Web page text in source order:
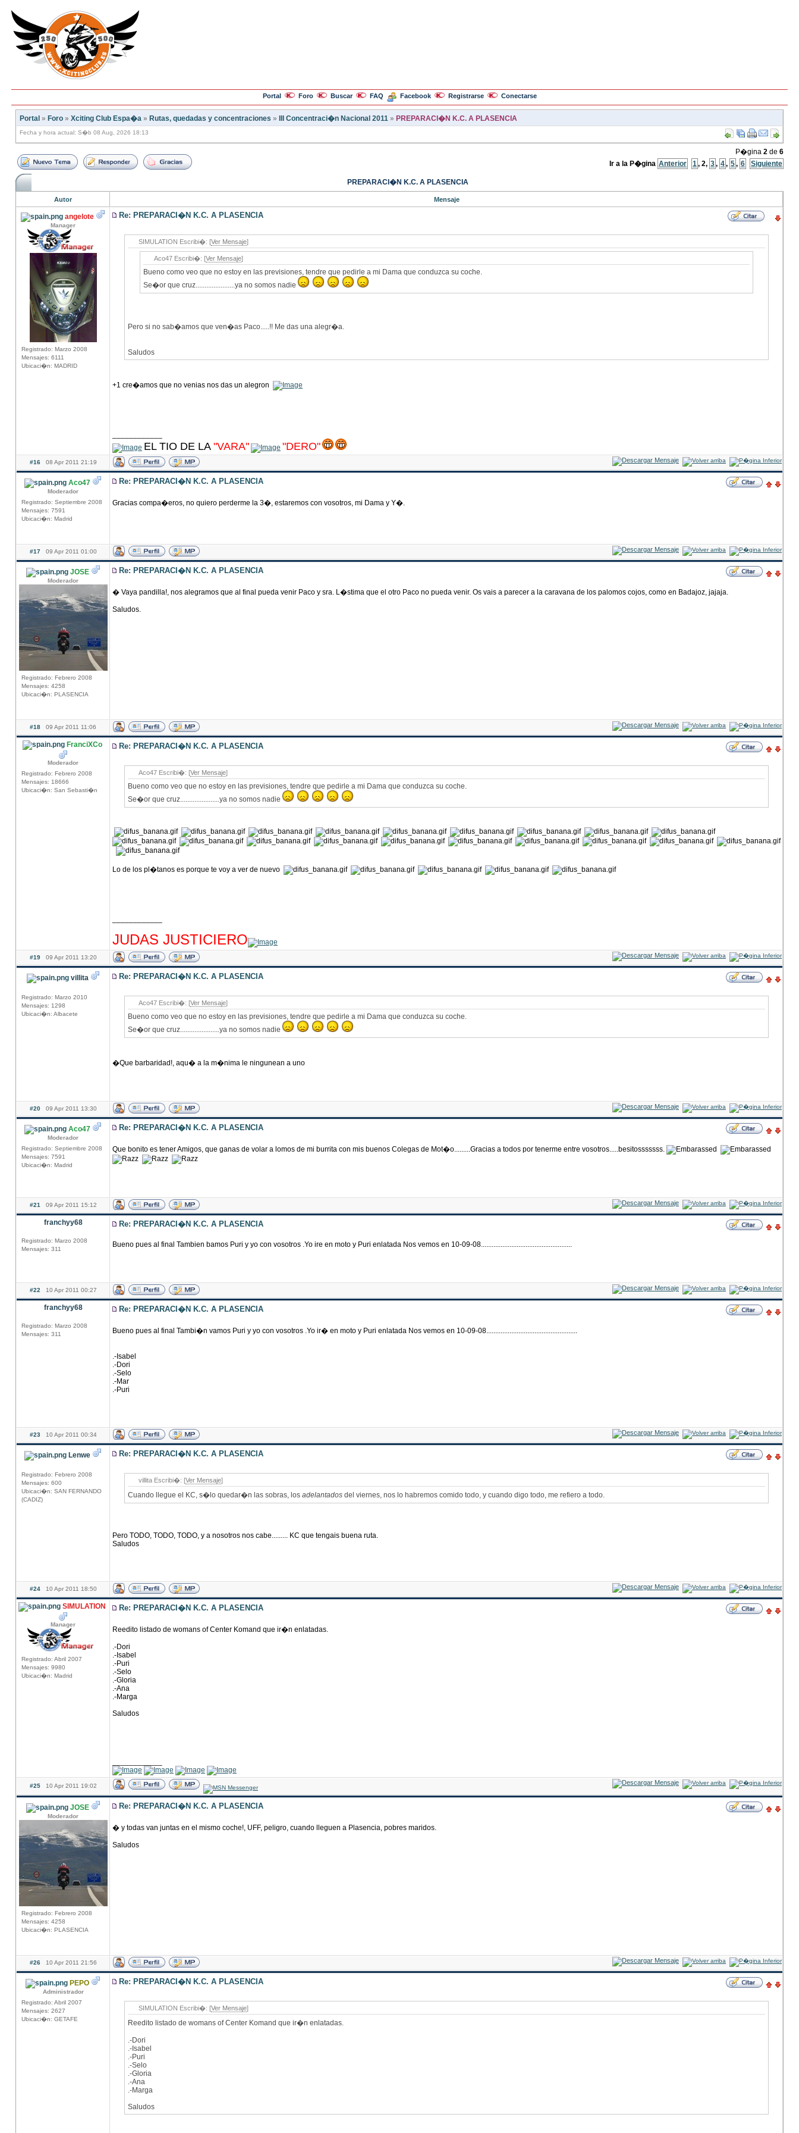
Portal Foro Buscar FAQ Facebook Registrarse Conectarse
Portal » Foro » Xciting Club Espa�a » Rutas, quedadas y concentraciones » III Concentraci�n Nacional 2011 » PREPARACI�N K.C. A PLASENCIA
Fecha y hora actual: S�b 08 Aug, 2026 18:13
P�gina 2 de 6
Ir a la P�gina Anterior 1, 2, 3, 4, 5, 6 Siguiente
PREPARACI�N K.C. A PLASENCIA
Autor Mensaje
angelote
Manager
Registrado: Marzo 2008
Mensajes: 6111
Ubicaci�n: MADRID
Re: PREPARACI�N K.C. A PLASENCIA
SIMULATION Escribi�: [Ver Mensaje]
Aco47 Escribi�: [Ver Mensaje]
Bueno como veo que no estoy en las previsiones, tendre que pedirle a mi Dama que conduzca su coche.
Se�or que cruz......................ya no somos nadie
Pero si no sab�amos que ven�as Paco.....!! Me das una alegr�a.
Saludos
+1 cre�amos que no venias nos das un alegron
EL TIO DE LA "VARA" "DERO"
#16 08 Apr 2011 21:19
Aco47
Moderador
Registrado: Septiembre 2008
Mensajes: 7591
Ubicaci�n: Madrid
Re: PREPARACI�N K.C. A PLASENCIA
Gracias compa�eros, no quiero perderme la 3�, estaremos con vosotros, mi Dama y Y�.
#17 09 Apr 2011 01:00
JOSE
Moderador
Registrado: Febrero 2008
Mensajes: 4258
Ubicaci�n: PLASENCIA
Re: PREPARACI�N K.C. A PLASENCIA
� Vaya pandilla!, nos alegramos que al final pueda venir Paco y sra. L�stima que el otro Paco no pueda venir. Os vais a parecer a la caravana de los palomos cojos, como en Badajoz, jajaja.
Saludos.
#18 09 Apr 2011 11:06
FranciXCo
Moderador
Registrado: Febrero 2008
Mensajes: 18666
Ubicaci�n: San Sebasti�n
Re: PREPARACI�N K.C. A PLASENCIA
Aco47 Escribi�: [Ver Mensaje]
Bueno como veo que no estoy en las previsiones, tendre que pedirle a mi Dama que conduzca su coche.
Se�or que cruz......................ya no somos nadie
Lo de los pl�tanos es porque te voy a ver de nuevo
JUDAS JUSTICIERO
#19 09 Apr 2011 13:20
villita
Registrado: Marzo 2010
Mensajes: 1298
Ubicaci�n: Albacete
Re: PREPARACI�N K.C. A PLASENCIA
Aco47 Escribi�: [Ver Mensaje]
Bueno como veo que no estoy en las previsiones, tendre que pedirle a mi Dama que conduzca su coche.
Se�or que cruz......................ya no somos nadie
�Que barbaridad!, aqu� a la m�nima le ningunean a uno
#20 09 Apr 2011 13:30
Aco47
Moderador
Registrado: Septiembre 2008
Mensajes: 7591
Ubicaci�n: Madrid
Re: PREPARACI�N K.C. A PLASENCIA
Que bonito es tener Amigos, que ganas de volar a lomos de mi burrita con mis buenos Colegas de Mot�o.........Gracias a todos por tenerme entre vosotros.....besitosssssss.
#21 09 Apr 2011 15:12
franchyy68
Registrado: Marzo 2008
Mensajes: 311
Re: PREPARACI�N K.C. A PLASENCIA
Bueno pues al final Tambien bamos Puri y yo con vosotros .Yo ire en moto y Puri enlatada Nos vemos en 10-09-08...................................................
#22 10 Apr 2011 00:27
franchyy68
Registrado: Marzo 2008
Mensajes: 311
Re: PREPARACI�N K.C. A PLASENCIA
Bueno pues al final Tambi�n vamos Puri y yo con vosotros .Yo ir� en moto y Puri enlatada Nos vemos en 10-09-08...................................................
.-Isabel
.-Dori
.-Selo
.-Mar
.-Puri
#23 10 Apr 2011 00:34
Lenwe
Registrado: Febrero 2008
Mensajes: 600
Ubicaci�n: SAN FERNANDO
(CADIZ)
Re: PREPARACI�N K.C. A PLASENCIA
villita Escribi�: [Ver Mensaje]
Cuando llegue el KC, s�lo quedar�n las sobras, los adelantados del viernes, nos lo habremos comido todo, y cuando digo todo, me refiero a todo.
Pero TODO, TODO, TODO, y a nosotros nos cabe......... KC que tengais buena ruta.
Saludos
#24 10 Apr 2011 18:50
SIMULATION
Manager
Registrado: Abril 2007
Mensajes: 9980
Ubicaci�n: Madrid
Re: PREPARACI�N K.C. A PLASENCIA
Reedito listado de womans of Center Komand que ir�n enlatadas.
.-Dori
.-Isabel
.-Puri
.-Selo
.-Gloria
.-Ana
.-Marga
Saludos
#25 10 Apr 2011 19:02
JOSE
Moderador
Registrado: Febrero 2008
Mensajes: 4258
Ubicaci�n: PLASENCIA
Re: PREPARACI�N K.C. A PLASENCIA
� y todas van juntas en el mismo coche!, UFF, peligro, cuando lleguen a Plasencia, pobres maridos.
Saludos
#26 10 Apr 2011 21:56
PEPO
Administrador
Registrado: Abril 2007
Mensajes: 2627
Ubicaci�n: GETAFE
Re: PREPARACI�N K.C. A PLASENCIA
SIMULATION Escribi�: [Ver Mensaje]
Reedito listado de womans of Center Komand que ir�n enlatadas.
.-Dori
.-Isabel
.-Puri
.-Selo
.-Gloria
.-Ana
.-Marga
Saludos